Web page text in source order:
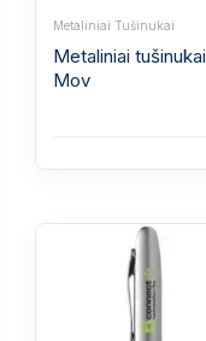
Metaliniai Tušinukai
Metaliniai tušinukai
Mov